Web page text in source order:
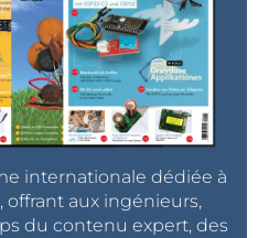
internationale dédiée à
aux ingénieurs,
du contenu expert, des